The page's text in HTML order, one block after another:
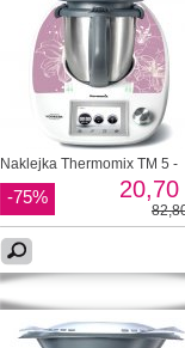
Naklejka Thermomix TM 5 -
-75% 20,70